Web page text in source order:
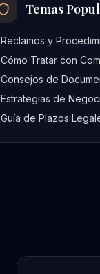
Temas
Reclamos y
Cómo Tratar con
Consejos de
Estrategias de
Guía de Plazos